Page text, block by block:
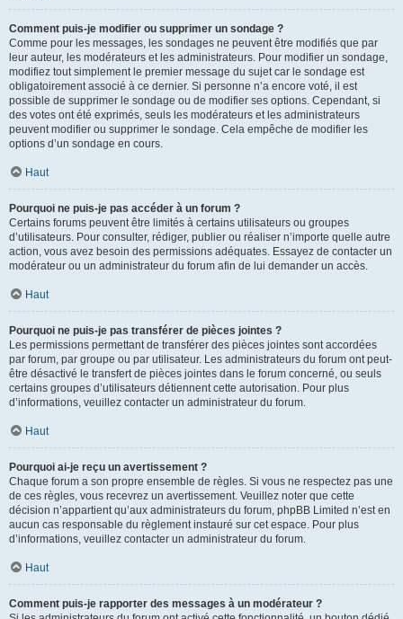
Comment puis-je modifier ou supprimer un sondage ?
Comme pour les messages, les sondages ne peuvent être modifiés que par
leur auteur, les modérateurs et les administrateurs. Pour modifier un sondage,
modifiez tout simplement le premier message du sujet car le sondage est
obligatoirement associé à ce dernier. Si personne n’a encore voté, il est
possible de supprimer le sondage ou de modifier ses options. Cependant, si
des votes ont été exprimés, seuls les modérateurs et les administrateurs
peuvent modifier ou supprimer le sondage. Cela empêche de modifier les
options d’un sondage en cours.
Haut
Pourquoi ne puis-je pas accéder à un forum ?
Certains forums peuvent être limités à certains utilisateurs ou groupes
d’utilisateurs. Pour consulter, rédiger, publier ou réaliser n’importe quelle autre
action, vous avez besoin des permissions adéquates. Essayez de contacter un
modérateur ou un administrateur du forum afin de lui demander un accès.
Haut
Pourquoi ne puis-je pas transférer de pièces jointes ?
Les permissions permettant de transférer des pièces jointes sont accordées
par forum, par groupe ou par utilisateur. Les administrateurs du forum ont peut-
être désactivé le transfert de pièces jointes dans le forum concerné, ou seuls
certains groupes d’utilisateurs détiennent cette autorisation. Pour plus
d’informations, veuillez contacter un administrateur du forum.
Haut
Pourquoi ai-je reçu un avertissement ?
Chaque forum a son propre ensemble de règles. Si vous ne respectez pas une
de ces règles, vous recevrez un avertissement. Veuillez noter que cette
décision n’appartient qu’aux administrateurs du forum, phpBB Limited n’est en
aucun cas responsable du règlement instauré sur cet espace. Pour plus
d’informations, veuillez contacter un administrateur du forum.
Haut
Comment puis-je rapporter des messages à un modérateur ?